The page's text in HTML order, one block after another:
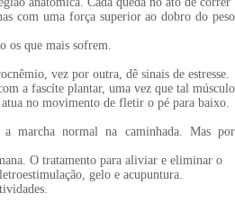
com uma força superior ao dobro do peso
os que mais sofrem.
vez por outra, dê sinais de estresse.
a fascíte plantar, uma vez que tal músculo
no movimento de fletir o pé para baixo.
marcha normal na caminhada. Mas por
O tratamento para aliviar e eliminar o
gelo e acupuntura.